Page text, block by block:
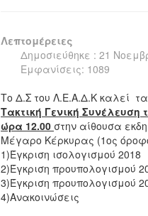
Λεπτομέρειες
Δημοσιεύθηκε : 21
Εμφανίσεις: 1089
Το Δ.Σ του Λ.Ε.Α.Δ.Κ καλεί
Τακτική Γενική Συνέλευση
ώρα 12.00 στην αίθουσα
Μέγαρο Κέρκυρας (1ος
1)Έγκριση ισολογισμού 2018
2)Έγκριση προυπολογισμού
3)Έγκριση προυπολογισμού
4)Ανακοινώσεις